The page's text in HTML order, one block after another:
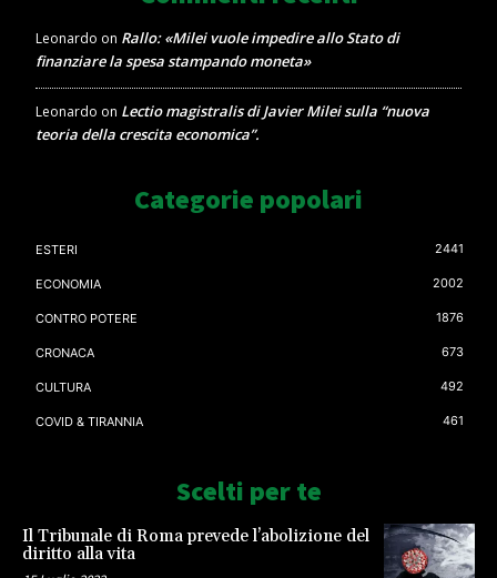
Leonardo on Rallo: «Milei vuole impedire allo Stato di
finanziare la spesa stampando moneta»
Leonardo on Lectio magistralis di Javier Milei sulla “nuova
teoria della crescita economica”.
Categorie popolari
ESTERI 2441
ECONOMIA 2002
CONTRO POTERE 1876
CRONACA 673
CULTURA 492
COVID & TIRANNIA 461
Scelti per te
Il Tribunale di Roma prevede l’abolizione del
diritto alla vita